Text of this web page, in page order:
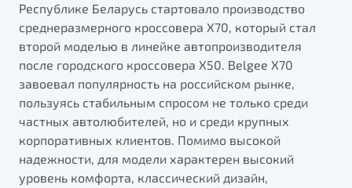
Элегантный и практичный седан
от 1 699 990 ₽*
Обзор В наличии
Узнайте о специальных выгодах при покупке
автомобиля Belgee
Подробно
Республике Беларусь стартовало производство
среднеразмерного кроссовера Х70, который стал
второй моделью в линейке автопроизводителя
после городского кроссовера X50. Belgee X70
завоевал популярность на российском рынке,
пользуясь стабильным спросом не только среди
частных автолюбителей, но и среди крупных
корпоративных клиентов. Помимо высокой
надежности, для модели характерен высокий
уровень комфорта, классический дизайн,